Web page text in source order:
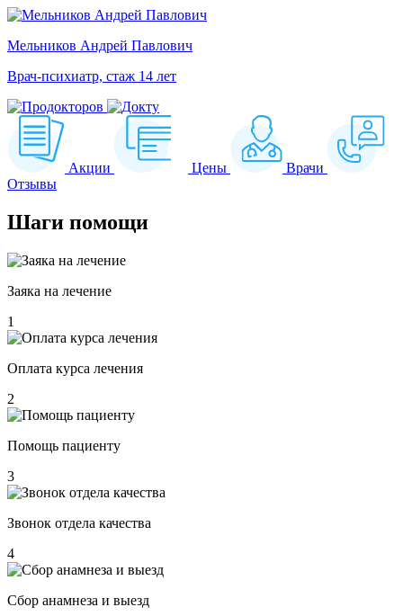
Мельников Андрей Павлович
Врач-психиатр, стаж 14 лет
Акции Цены
Врачи
Отзывы
Шаги помощи
Заяка на лечение
1
Оплата курса лечения
2
Помощь пациенту
3
Звонок отдела качества
4
Сбор анамнеза и выезд